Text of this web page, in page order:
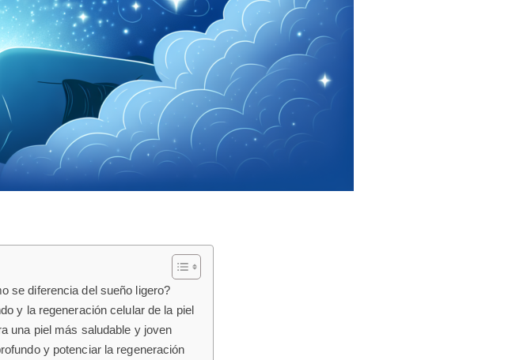
se diferencia del sueño ligero?
y la regeneración celular de la piel
una piel más saludable y joven
y potenciar la regeneración